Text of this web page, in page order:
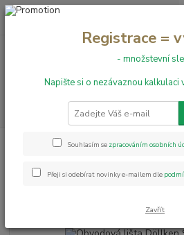
+420 731 199 591
Obvodové lišty Obvodová lišta
Obvodová lišta
Registrace =
- množstevní
Napište si o nezávaznou kalkulaci
Souhlasím se zpracováním osobních
Přeji si odebírat novinky e-mailem dle
Zavřít